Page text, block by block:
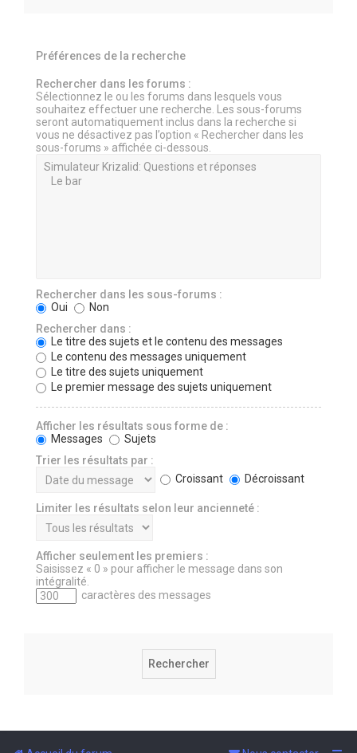
Préférences de la recherche
Rechercher dans les forums :
Sélectionnez le ou les forums dans lesquels vous
souhaitez effectuer une recherche. Les sous-forums
seront automatiquement inclus dans la recherche si
vous ne désactivez pas l’option « Rechercher dans les
sous-forums » affichée ci-dessous.
Rechercher dans les sous-forums :
Oui
Non
Rechercher dans :
Le titre des sujets et le contenu des messages
Le contenu des messages uniquement
Le titre des sujets uniquement
Le premier message des sujets uniquement
Afficher les résultats sous forme de :
Messages
Sujets
Trier les résultats par :
Croissant
Décroissant
Limiter les résultats selon leur ancienneté :
Afficher seulement les premiers :
Saisissez « 0 » pour afficher le message dans son
intégralité.
caractères des messages